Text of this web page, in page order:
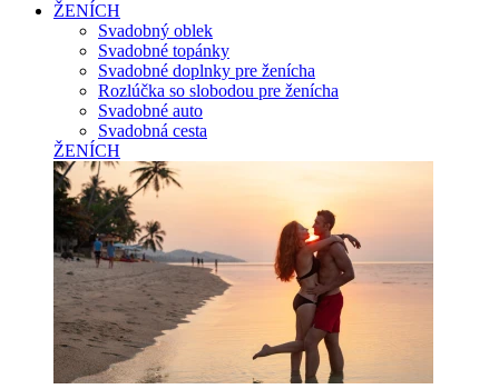
ŽENÍCH
Svadobný oblek
Svadobné topánky
Svadobné doplnky pre ženícha
Rozlúčka so slobodou pre ženícha
Svadobné auto
Svadobná cesta
ŽENÍCH